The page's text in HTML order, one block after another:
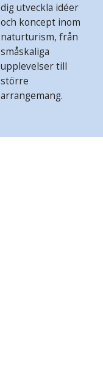
dig utveckla idéer
och koncept inom
naturturism, från
småskaliga
upplevelser till
större
arrangemang.